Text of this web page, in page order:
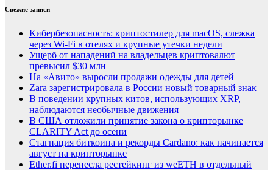
Свежие записи
Кибербезопасность: криптостилер для macOS, слежка
через Wi-Fi в отелях и крупные утечки недели
Ущерб от нападений на владельцев криптовалют
превысил $30 млн
На «Авито» выросли продажи одежды для детей
Zara зарегистрировала в России новый товарный знак
В поведении крупных китов, использующих XRP,
наблюдаются необычные движения
В США отложили принятие закона о крипторынке
CLARITY Act до осени
Стагнация биткоина и рекорды Cardano: как начинается
август на крипторынке
Ether.fi перенесла рестейкинг из weETH в отдельный